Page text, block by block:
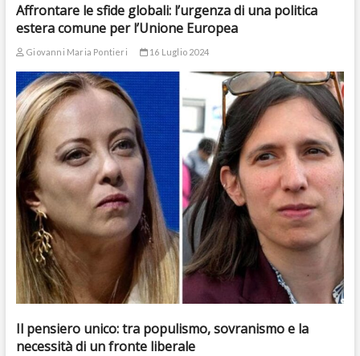
Affrontare le sfide globali: l’urgenza di una politica
estera comune per l’Unione Europea
Giovanni Maria Pontieri 16 Luglio 2024
Il pensiero unico: tra populismo, sovranismo e la
necessità di un fronte liberale